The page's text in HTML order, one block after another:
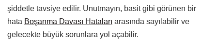
şiddetle tavsiye edilir. Unutmayın, basit gibi görünen bir
hata Boşanma Davası Hataları arasında sayılabilir ve
gelecekte büyük sorunlara yol açabilir.